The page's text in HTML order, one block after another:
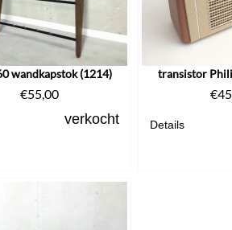
wandkapstok (1214)
€55,00
verkocht
transistor
€
Details